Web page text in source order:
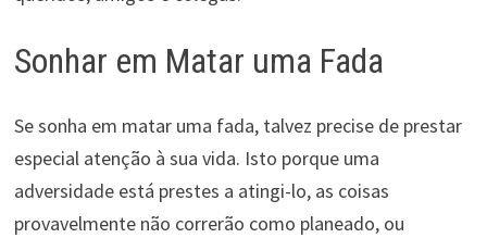
Sonhar em Matar uma Fada
Se sonha em matar uma fada, talvez precise de prestar
especial atenção à sua vida. Isto porque uma
adversidade está prestes a atingi-lo, as coisas
provavelmente não correrão como planeado, ou